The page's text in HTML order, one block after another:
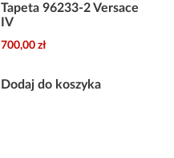
Tapeta 96233-2 Versace
IV
700,00 zł
Dodaj do koszyka